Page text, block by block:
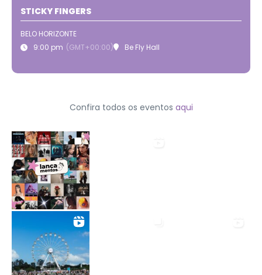
STICKY FINGERS
BELO HORIZONTE
9:00 pm (GMT+00:00) Be Fly Hall
Confira todos os eventos aqui